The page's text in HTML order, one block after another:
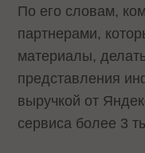
По его словам,
партнерами,
материалы,
представления
выручкой от
сервиса более 3